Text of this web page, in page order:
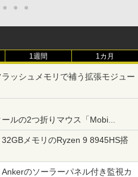
● ● ●
1週間 1カ月
ッシュメモリで補う拡張モジュー
ルの2つ折りマウス「Mobi
クとは？
32GBメモリのRyzen 9 8945HS搭
Ankerのソーラーパネル付き監視カ